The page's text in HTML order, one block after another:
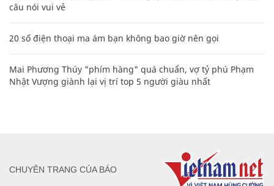
câu nói vui vẻ
20 số điện thoại ma ám bạn không bao giờ nên gọi
Mai Phương Thúy "phím hàng" quá chuẩn, vợ tỷ phú Phạm
Nhật Vượng giành lại vị trí top 5 người giàu nhất
CHUYÊN TRANG CỦA BÁO